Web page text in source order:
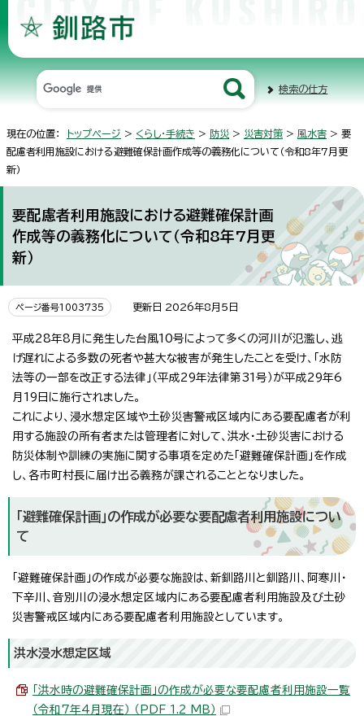
検索の仕方
現在の位置： トップページ > くらし・手続き > 防災 > 災害対策 > 風水害 > 要
配慮者利用施設における避難確保計画作成等の義務化について（令和8年7月更
新）
要配慮者利用施設における避難確保計画
作成等の義務化について（令和8年7月更
新）
ページ番号1003735 更新日 2026年8月5日
平成28年8月に発生した台風10号によって多くの河川が氾濫し、逃
げ遅れによる多数の死者や甚大な被害が発生したことを受け、「水防
法等の一部を改正する法律」（平成29年法律第31号）が平成29年6
月19日に施行されました。
これにより、浸水想定区域や土砂災害警戒区域内にある要配慮者が利
用する施設の所有者または管理者に対して、洪水・土砂災害における
防災体制や訓練の実施に関する事項を定めた「避難確保計画」を作成
し、各市町村長に届け出る義務が課されることとなりました。
「避難確保計画」の作成が必要な要配慮者利用施設につい
て
「避難確保計画」の作成が必要な施設は、新釧路川と釧路川、阿寒川・
下辛川、音別川の浸水想定区域内にある要配慮者利用施設及び土砂
災害警戒区域内にある要配慮者利用施設としています。
洪水浸水想定区域
「洪水時の避難確保計画」の作成が必要な要配慮者利用施設一覧
（令和7年4月現在） （PDF 1.2 MB）